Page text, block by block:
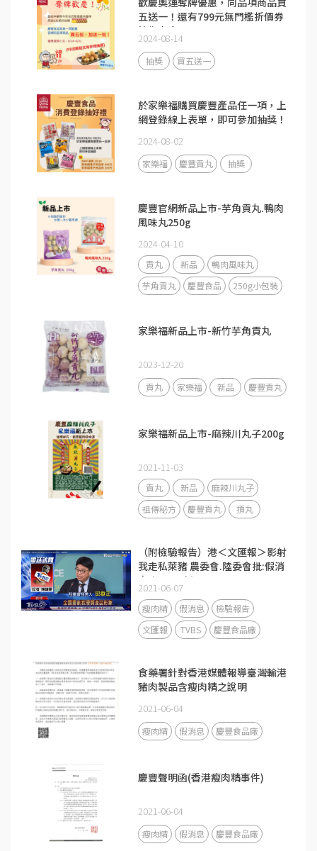
五送一！還有799元無門檻折價券
等你來拿
2024-08-14
抽獎 買五送一
於家樂福購買慶豐產品任一項，上
網登錄線上表單，即可參加抽獎！
2024-08-02
家樂福 慶豐貢丸 抽獎
慶豐官網新品上市-芋角貢丸.鴨肉
風味丸250g
2024-04-10
貢丸 新品
鴨肉風味丸
芋角貢丸
慶豐食品 250g小包裝
家樂福新品上市-新竹芋角貢丸
2023-12-20
貢丸 家樂福 新品 慶豐貢丸
家樂福新品上市-麻辣川丸子200g
2021-11-03
貢丸 新品
麻辣川丸子
祖傳秘方
慶豐貢丸 摃丸
（附檢驗報告）港＜文匯報＞影射
我走私萊豬 農委會.陸委會批:假消
息｜TVBS新聞
2021-06-07
瘦肉精 假消息
檢驗報告
文匯報
TVBS 慶豐食品廠
食藥署針對香港媒體報導臺灣輸港
豬肉製品含瘦肉精之說明
2021-06-04
瘦肉精 假消息 慶豐食品廠
慶豐聲明函(香港瘦肉精事件)
2021-06-04
瘦肉精 假消息 慶豐食品廠